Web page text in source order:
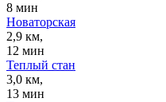
8 мин
Новаторская
2,9 км,
12 мин
Теплый стан
3,0 км,
13 мин